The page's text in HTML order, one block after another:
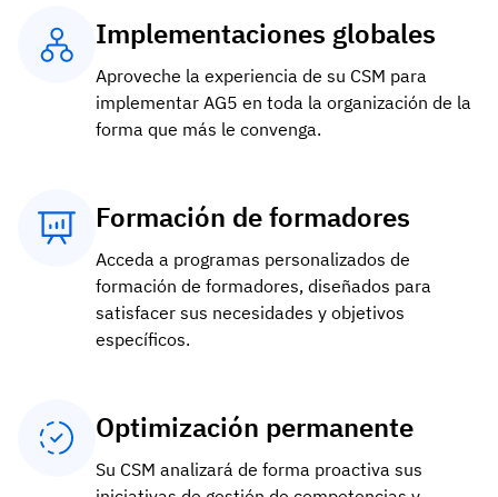
Implementaciones globales
Aproveche la experiencia de su CSM para
implementar AG5 en toda la organización de la
forma que más le convenga.
Formación de formadores
Acceda a programas personalizados de
formación de formadores, diseñados para
satisfacer sus necesidades y objetivos
específicos.
Optimización permanente
Su CSM analizará de forma proactiva sus